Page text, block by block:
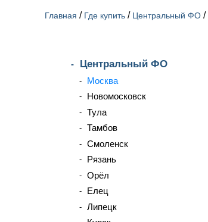
Главная / Где купить / Центральный ФО /
Центральный ФО
Москва
Новомосковск
Тула
Тамбов
Смоленск
Рязань
Орёл
Елец
Липецк